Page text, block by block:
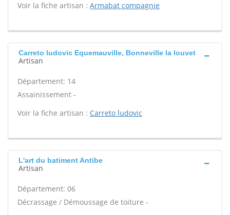
Voir la fiche artisan : Armabat compagnie
Carreto ludovic Equemauville, Bonneville la louvet
Artisan
Département: 14
Assainissement -
Voir la fiche artisan : Carreto ludovic
L'art du batiment Antibe
Artisan
Département: 06
Décrassage / Démoussage de toiture -